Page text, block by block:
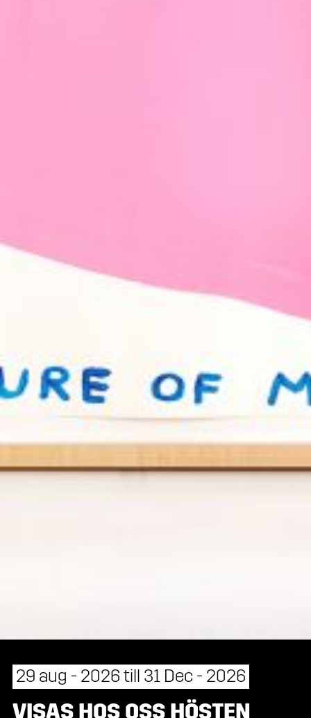
29 aug - 2026 till 31 Dec - 2026
VISAS HOS OSS HÖSTEN